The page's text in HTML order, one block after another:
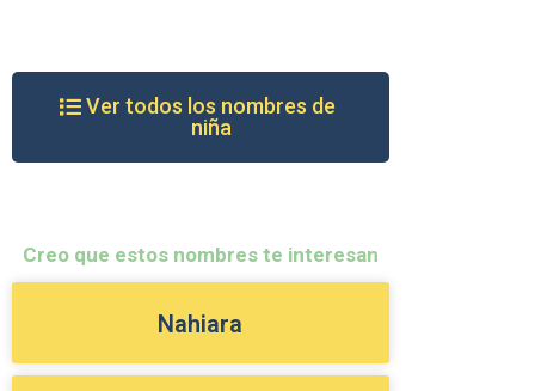
Ver todos los nombres de
niña
Creo que estos nombres te interesan
Nahiara